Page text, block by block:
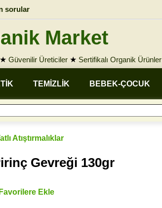
sorular
Market
★ Güvenilir Üreticiler ★ Sertifikalı Organik Ürünler
TEMİZLİK BEBEK-ÇOCUK
Atıştırmalıklar
Gevreği 130gr
Ekle